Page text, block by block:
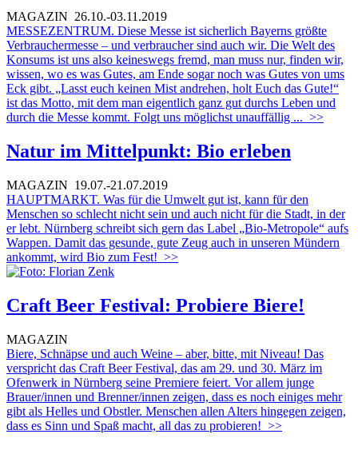
MAGAZIN 26.10.-03.11.2019
MESSEZENTRUM. Diese Messe ist sicherlich Bayerns größte
Verbrauchermesse – und verbraucher sind auch wir. Die Welt des
Konsums ist uns also keineswegs fremd, man muss nur, finden wir,
wissen, wo es was Gutes, am Ende sogar noch was Gutes von ums
Eck gibt. „Lasst euch keinen Mist andrehen, holt Euch das Gute!“
ist das Motto, mit dem man eigentlich ganz gut durchs Leben und
durch die Messe kommt. Folgt uns möglichst unauffällig ... >>
Natur im Mittelpunkt: Bio erleben
MAGAZIN 19.07.-21.07.2019
HAUPTMARKT. Was für die Umwelt gut ist, kann für den
Menschen so schlecht nicht sein und auch nicht für die Stadt, in der
er lebt. Nürnberg schreibt sich gern das Label „Bio-Metropole“ aufs
Wappen. Damit das gesunde, gute Zeug auch in unseren Mündern
ankommt, wird Bio zum Fest! >>
Craft Beer Festival: Probiere Biere!
MAGAZIN
Biere, Schnäpse und auch Weine – aber, bitte, mit Niveau! Das
verspricht das Craft Beer Festival, das am 29. und 30. März im
Ofenwerk in Nürnberg seine Premiere feiert. Vor allem junge
Brauer/innen und Brenner/innen zeigen, dass es noch einiges mehr
gibt als Helles und Obstler. Menschen allen Alters hingegen zeigen,
dass es Sinn und Spaß macht, all das zu probieren! >>